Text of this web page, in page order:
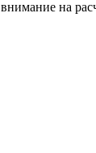
на